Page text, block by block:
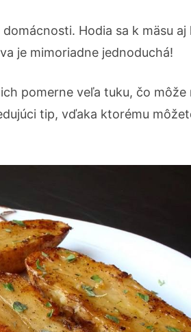
Hodia sa k mäsu aj
je mimoriadne jednoduchá!
pomerne veľa tuku, čo môže
tip, vďaka ktorému